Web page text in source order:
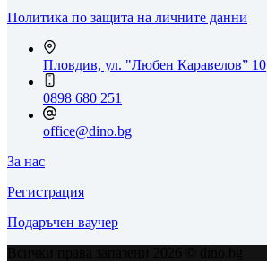
Политика по защита на личните данни
Пловдив, ул. "Любен Каравелов” 10
0898 680 251
office@dino.bg
За нас
Регистрация
Подаръчен ваучер